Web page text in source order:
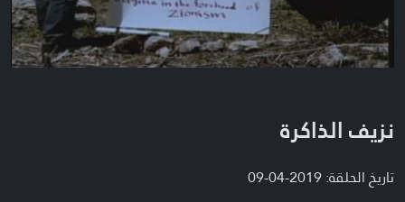
نزيف الذاكرة
تاريخ الحلقة: 2019-04-09